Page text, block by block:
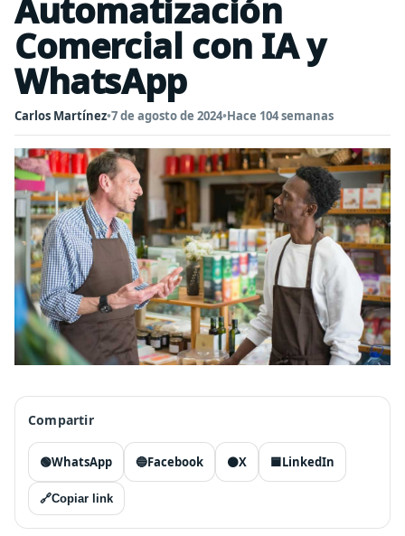
Automatización
Comercial con IA y
WhatsApp
Carlos Martínez•7 de agosto de 2024•Hace 104 semanas
Compartir
🟢WhatsApp 🔵Facebook ⚫X 🟦LinkedIn
🔗Copiar link